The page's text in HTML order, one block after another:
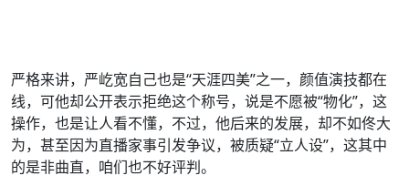
严格来讲，严屹宽自己也是“天涯四美”之一，颜值演技都在
线，可他却公开表示拒绝这个称号，说是不愿被“物化”，这
操作，也是让人看不懂，不过，他后来的发展，却不如佟大
为，甚至因为直播家事引发争议，被质疑“立人设”，这其中
的是非曲直，咱们也不好评判。